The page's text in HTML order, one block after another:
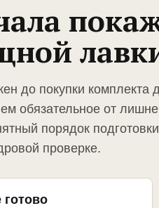
до покупки
обязательное от
порядок
проверке.
готово